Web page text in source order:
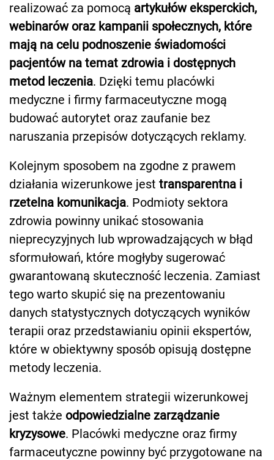
realizować za pomocą artykułów eksperckich,
webinarów oraz kampanii społecznych, które
mają na celu podnoszenie świadomości
pacjentów na temat zdrowia i dostępnych
metod leczenia. Dzięki temu placówki
medyczne i firmy farmaceutyczne mogą
budować autorytet oraz zaufanie bez
naruszania przepisów dotyczących reklamy.
Kolejnym sposobem na zgodne z prawem
działania wizerunkowe jest transparentna i
rzetelna komunikacja. Podmioty sektora
zdrowia powinny unikać stosowania
nieprecyzyjnych lub wprowadzających w błąd
sformułowań, które mogłyby sugerować
gwarantowaną skuteczność leczenia. Zamiast
tego warto skupić się na prezentowaniu
danych statystycznych dotyczących wyników
terapii oraz przedstawianiu opinii ekspertów,
które w obiektywny sposób opisują dostępne
metody leczenia.
Ważnym elementem strategii wizerunkowej
jest także odpowiedzialne zarządzanie
kryzysowe. Placówki medyczne oraz firmy
farmaceutyczne powinny być przygotowane na